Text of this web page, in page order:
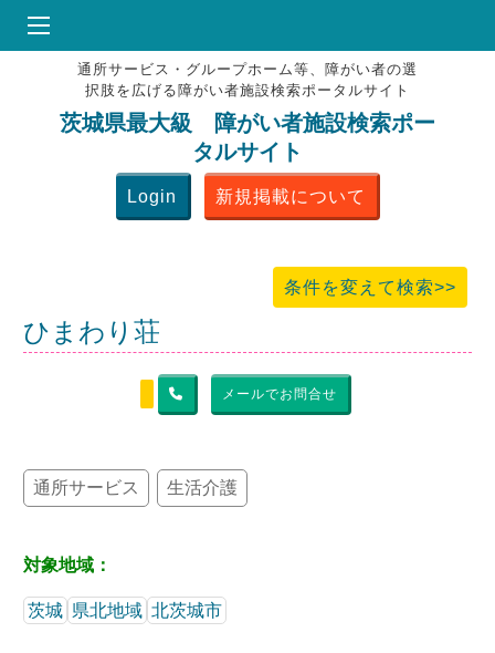
HOME
♥お気にりブックマーク
掲載会員MENU
よくある質問
通所サービス・グループホーム等、障がい者の選
択肢を広げる障がい者施設検索ポータルサイト
茨城県最大級 障がい者施設検索ポー
タルサイト
Login 新規掲載について
条件を変えて検索>>
ひまわり荘
メールでお問合せ
通所サービス 生活介護
対象地域：
茨城 県北地域 北茨城市